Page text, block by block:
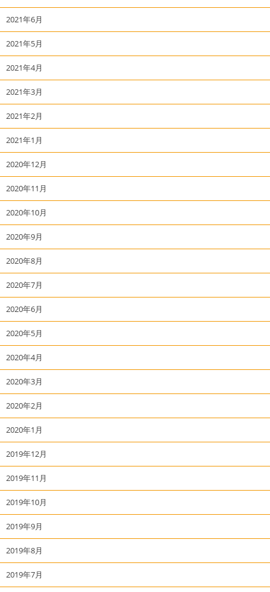
2021年6月
2021年5月
2021年4月
2021年3月
2021年2月
2021年1月
2020年12月
2020年11月
2020年10月
2020年9月
2020年8月
2020年7月
2020年6月
2020年5月
2020年4月
2020年3月
2020年2月
2020年1月
2019年12月
2019年11月
2019年10月
2019年9月
2019年8月
2019年7月